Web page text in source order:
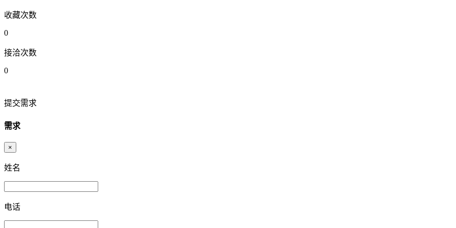
收藏次数
0
接洽次数
0
提交需求
需求
×
姓名
电话